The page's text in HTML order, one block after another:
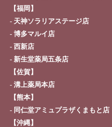
【福岡】
天神ソラリアステージ店
博多マルイ店
西新店
新生堂薬局五条店
【佐賀】
溝上薬局本店
【熊本】
同仁堂アミュプラザくまもと店
【沖縄】